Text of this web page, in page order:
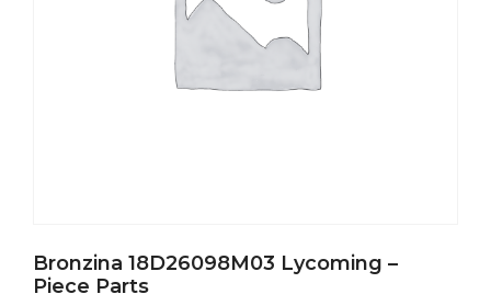
Bronzina 18D26098M03 Lycoming –
Piece Parts